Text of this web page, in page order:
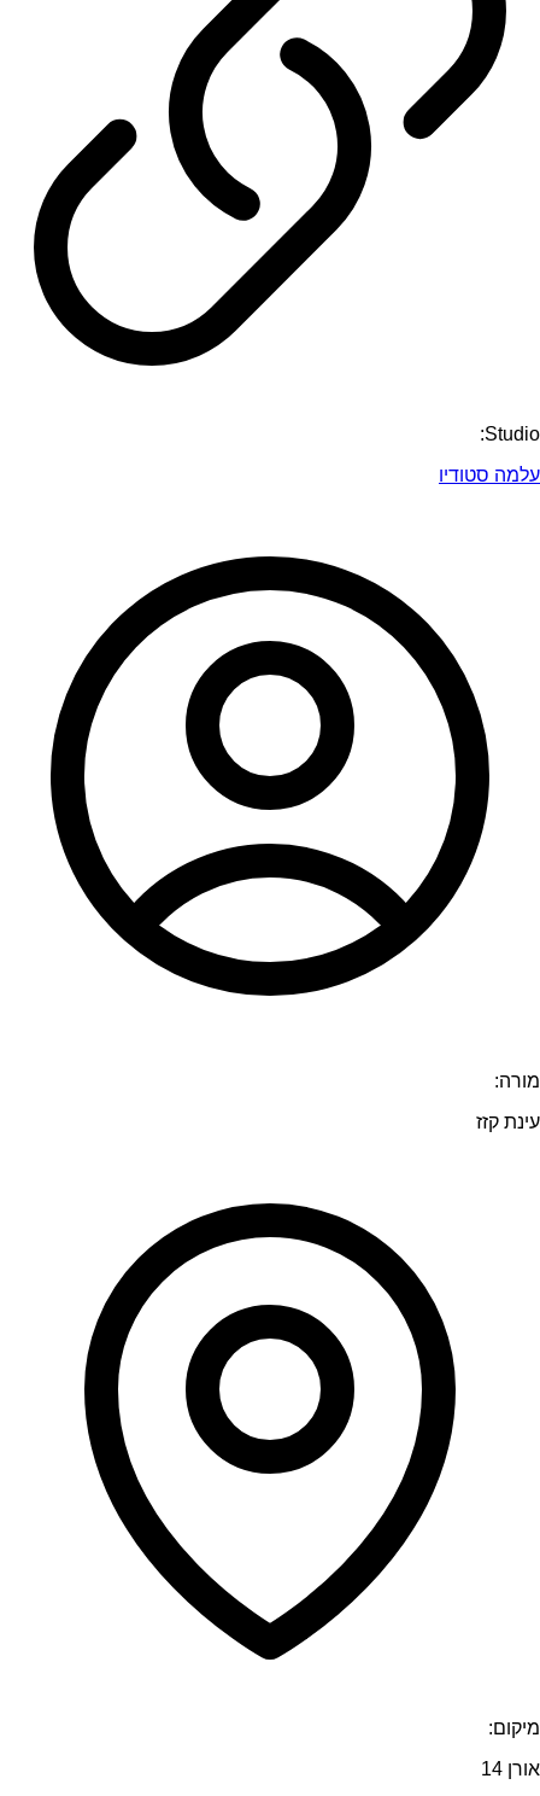
Studio:
עלמה סטודיו
מורה:
עינת קזז
מיקום:
אורן 14